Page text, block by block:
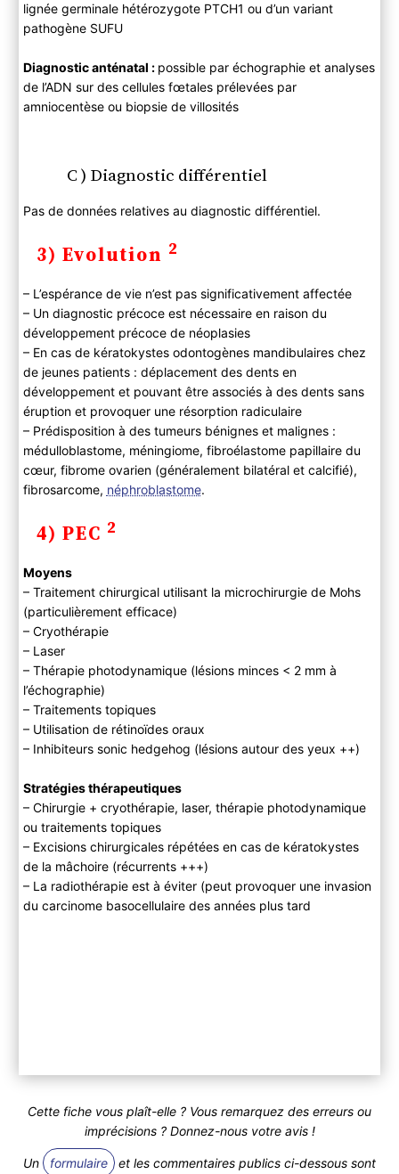
lignée germinale hétérozygote PTCH1 ou d’un variant
pathogène SUFU
Diagnostic anténatal : possible par échographie et analyses
de l’ADN sur des cellules fœtales prélevées par
amniocentèse ou biopsie de villosités
C ) Diagnostic différentiel
Pas de données relatives au diagnostic différentiel.
3) Evolution 2
– L’espérance de vie n’est pas significativement affectée
– Un diagnostic précoce est nécessaire en raison du
développement précoce de néoplasies
– En cas de kératokystes odontogènes mandibulaires chez
de jeunes patients : déplacement des dents en
développement et pouvant être associés à des dents sans
éruption et provoquer une résorption radiculaire
– Prédisposition à des tumeurs bénignes et malignes :
médulloblastome, méningiome, fibroélastome papillaire du
cœur, fibrome ovarien (généralement bilatéral et calcifié),
fibrosarcome, néphroblastome.
4) PEC 2
Moyens
– Traitement chirurgical utilisant la microchirurgie de Mohs
(particulièrement efficace)
– Cryothérapie
– Laser
– Thérapie photodynamique (lésions minces < 2 mm à
l’échographie)
– Traitements topiques
– Utilisation de rétinoïdes oraux
– Inhibiteurs sonic hedgehog (lésions autour des yeux ++)
Stratégies thérapeutiques
– Chirurgie + cryothérapie, laser, thérapie photodynamique
ou traitements topiques
– Excisions chirurgicales répétées en cas de kératokystes
de la mâchoire (récurrents +++)
– La radiothérapie est à éviter (peut provoquer une invasion
du carcinome basocellulaire des années plus tard
Cette fiche vous plaît-elle ? Vous remarquez des erreurs ou
imprécisions ? Donnez-nous votre avis !
Un formulaire
et les commentaires publics ci-dessous sont